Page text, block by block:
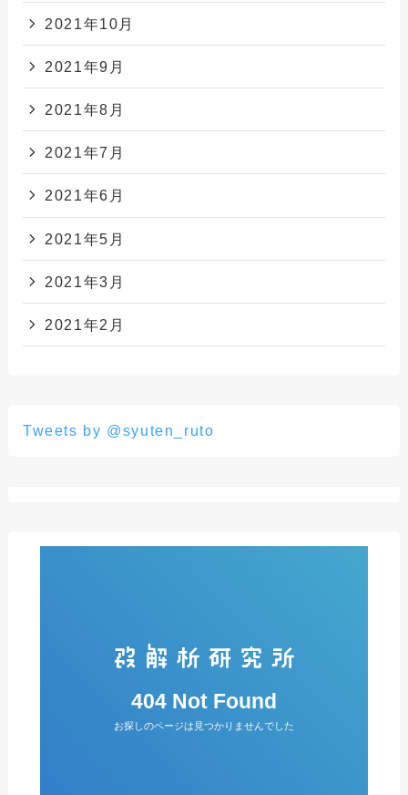
2021年10月
2021年9月
2021年8月
2021年7月
2021年6月
2021年5月
2021年3月
2021年2月
Tweets by @syuten_ruto